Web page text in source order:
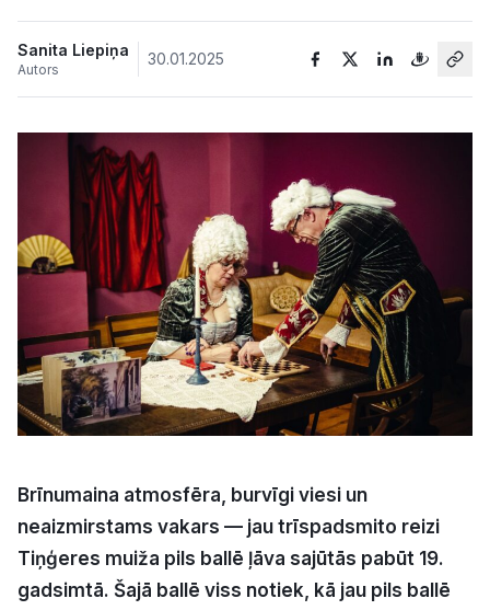
Sports
Kultūra
Bizness
Video
Vieta
Sludinājumi
Pasākumi
Sanita Liepiņa
Autors
30.01.2025
Brīnumaina atmosfēra, burvīgi viesi un
neaizmirstams vakars — jau trīspadsmito reizi
Tiņģeres muiža pils ballē ļāva sajūtās pabūt 19.
gadsimtā. Šajā ballē viss notiek, kā jau pils ballē